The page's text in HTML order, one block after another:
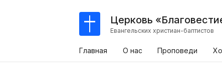
Церковь
Евангельских христиан-баптистов
Главная О нас Проповеди